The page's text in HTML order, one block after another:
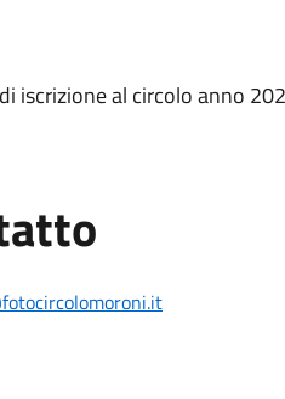
iscrizione al circolo anno